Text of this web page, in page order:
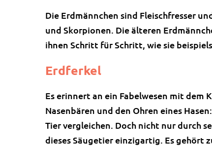
Die Erdmännchen sind Fleischfresser
und Skorpionen. Die älteren
ihnen Schritt für Schritt, wie sie
Erdferkel
Es erinnert an ein Fabelwesen mit dem
Nasenbären und den Ohren eines
Tier vergleichen. Doch nicht nur durch
dieses Säugetier einzigartig. Es gehört